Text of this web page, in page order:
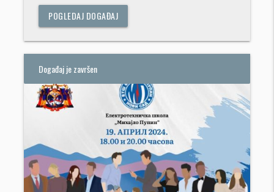
POGLEDAJ DOGAĐAJ
Događaj je završen